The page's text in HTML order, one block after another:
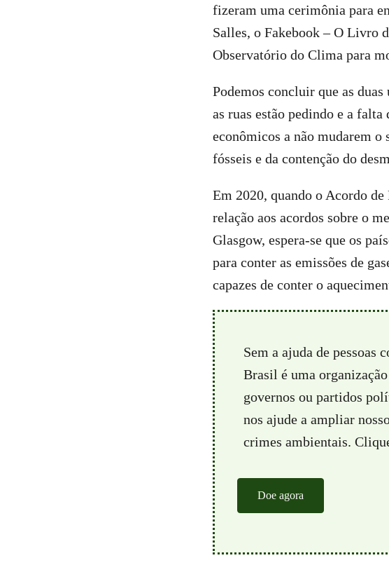
fizeram uma cerimônia para
Salles, o Fakebook – O Livro
Observatório do Clima para
Podemos concluir que as
as ruas estão pedindo e a falta
econômicos a não mudarem
fósseis e da contenção do
Em 2020, quando o Acordo de
relação aos acordos sobre o
Glasgow, espera-se que os
para conter as emissões de
capazes de conter o
Sem a ajuda de pessoas
Brasil é uma
governos ou partidos
nos ajude a ampliar
crimes ambientais.
Doe agora